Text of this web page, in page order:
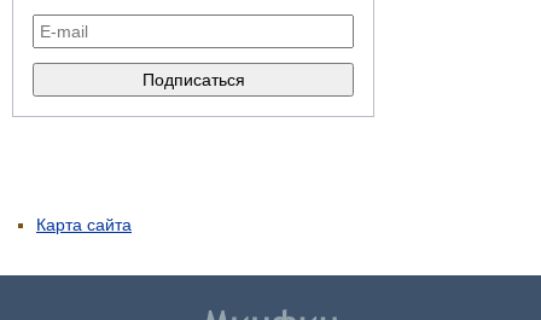
Карта сайта